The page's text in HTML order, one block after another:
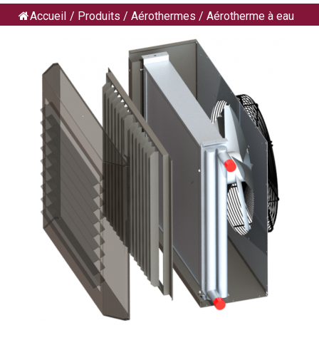
Accueil / Produits / Aérothermes / Aérotherme à eau